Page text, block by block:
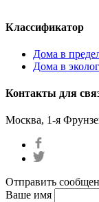
Классификатор
Дома в
Дома в
Контакты для
Москва, 1-я
Отправить
Ваше имя